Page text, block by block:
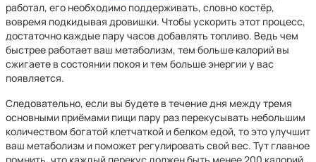
работал, его необходимо поддерживать, словно костёр,
вовремя подкидывая дровишки. Чтобы ускорить этот процесс,
достаточно каждые пару часов добавлять топливо. Ведь чем
быстрее работает ваш метаболизм, тем больше калорий вы
сжигаете в состоянии покоя и тем больше энергии у вас
появляется.
Следовательно, если вы будете в течение дня между тремя
основными приёмами пищи пару раз перекусывать небольшим
количеством богатой клетчаткой и белком едой, то это улучшит
ваш метаболизм и поможет регулировать свой вес. Тут главное